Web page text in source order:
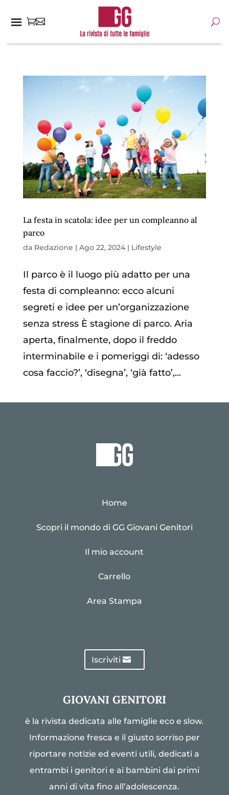
La festa in scatola: idee per un compleanno al
parco
da Redazione | Ago 22, 2024| Lifestyle
Il parco è il luogo più adatto per una
festa di compleanno: ecco alcuni
segreti e idee per un’organizzazione
senza stress È stagione di parco. Aria
aperta, finalmente, dopo il freddo
interminabile e i pomeriggi di: ‘adesso
cosa faccio?’, ‘disegna’, ‘già fatto’,...
Home
Scopri il mondo di GG Giovani Genitori
Il mio account
Carrello
Area Stampa
Iscriviti
GIOVANI GENITORI
è la rivista dedicata alle famiglie eco e slow.
Informazione fresca e il giusto sorriso per
riportare notizie ed eventi utili, dedicati a
entrambi i genitori e ai bambini dai primi
anni di vita fino all’adolescenza.